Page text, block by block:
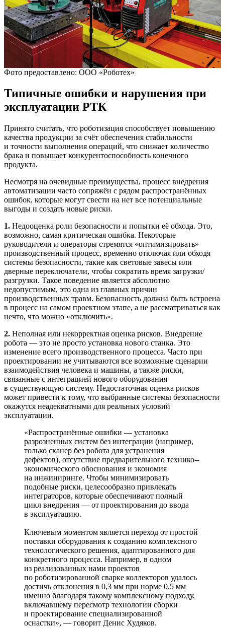
Фото предоставлено: ООО «Роботех»
Типичные ошибки и нарушения при
эксплуатации РТК
Принято считать, что роботизация способствует повышению
качества продукции за счёт обеспечения стабильности
и точности выполнения операций, что снижает количество
брака и повышает конкурентоспособность конечного
продукта.
Несмотря на очевидные преимущества, процесс внедрения
автоматизации часто сопряжён с рядом распространённых
ошибок, которые могут свести на нет все потенциальные
выгоды и создать новые риски.
1. Недооценка роли безопасности и попытки её обхода. Это,
возможно, самая критическая ошибка. Некоторые
руководители и операторы стремятся «оптимизировать»
производственный процесс, временно отключая или обходя
системы безопасности, такие как световые завесы или
дверные переключатели, чтобы сократить время загрузки/
разгрузки. Такое поведение является абсолютно
недопустимым, это одна из главных причин
производственных травм. Безопасность должна быть встроена
в процесс на самом проектном этапе, а не рассматриваться как
нечто, что можно «отключить».
2. Неполная или некорректная оценка рисков. Внедрение
робота — это не просто установка нового станка. Это
изменение всего производственного процесса. Часто при
проектировании не учитываются все возможные сценарии
взаимодействия человека и машины, а также риски,
связанные с интеграцией нового оборудования
в существующую систему. Недостаточная оценка рисков
может привести к тому, что выбранные системы безопасности
окажутся неадекватными для реальных условий
эксплуатации.
«Распространённые ошибки — установка
разрозненных систем без интеграции (например,
только сканер без робота для устранения
дефектов), отсутствие предварительного технико-­
экономического обоснования и экономия
на инжиниринге. Чтобы минимизировать
подобные риски, целесообразно привлекать
интеграторов, которые обеспечивают полный
цикл внедрения — от проектирования до ввода
в эксплуатацию.
Ключевым моментом является переход от простой
поставки оборудования к созданию комплексного
технологического решения, адаптированного для
конкретного процесса. Например, в одном
из реализованных нами проектов
по роботизированной сварке коллекторов удалось
достичь отклонения в 0,3 мм при норме 0,5 мм
именно благодаря такому комплексному подходу,
включавшему пересмотр технологии сборки
и проектирование специализированной
оснастки», — говорит Денис Худяков.